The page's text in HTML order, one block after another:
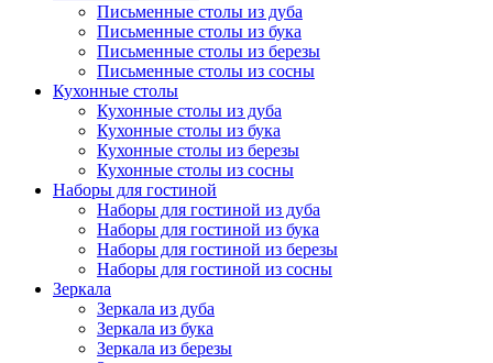
Письменные столы из дуба
Письменные столы из бука
Письменные столы из березы
Письменные столы из сосны
Кухонные столы
Кухонные столы из дуба
Кухонные столы из бука
Кухонные столы из березы
Кухонные столы из сосны
Наборы для гостиной
Наборы для гостиной из дуба
Наборы для гостиной из бука
Наборы для гостиной из березы
Наборы для гостиной из сосны
Зеркала
Зеркала из дуба
Зеркала из бука
Зеркала из березы